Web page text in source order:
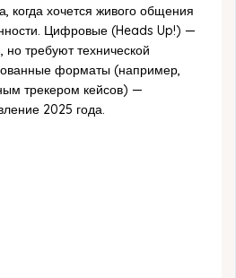
когда хочется живого общения
Цифровые (Heads Up!) —
требуют технической
форматы (например,
трекером кейсов) —
2025 года.